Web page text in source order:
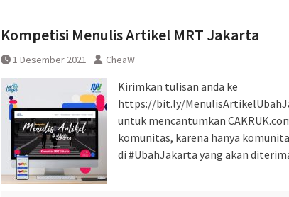
Kompetisi Menulis Artikel MRT Jakarta
1 Desember 2021 CheaW
Kirimkan tulisan anda ke
https://bit.ly/
untuk mencantumkan
komunitas, karena hanya
di #UbahJakarta yang akan